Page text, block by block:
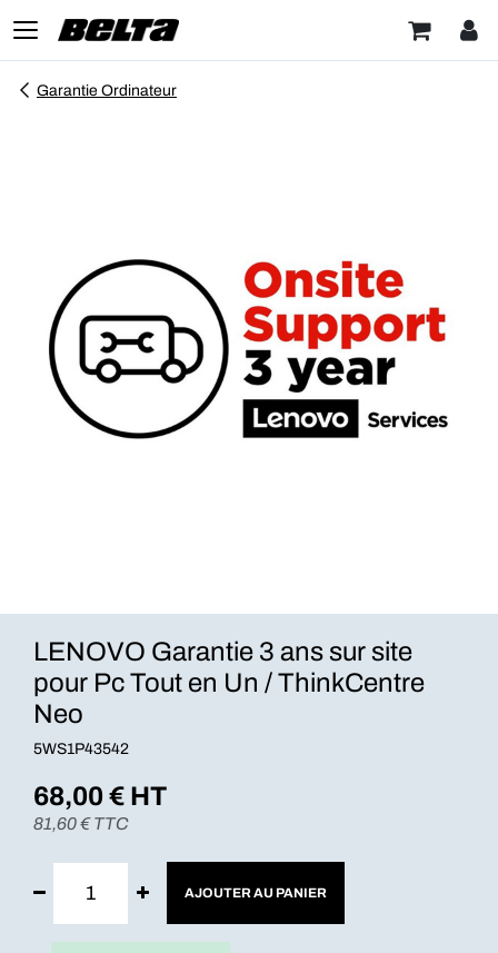
Garantie Ordinateur
LENOVO Garantie 3 ans sur site
pour Pc Tout en Un / ThinkCentre
Neo
5WS1P43542
68,00€ HT
81,60€ TTC
AJOUTER AU PANIER